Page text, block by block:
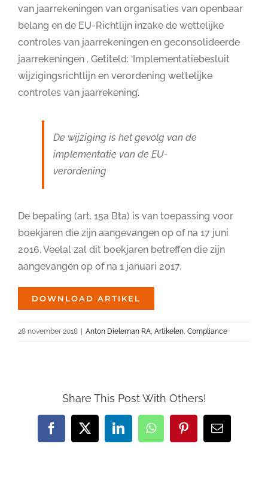
van jaarrekeningen van organisaties van openbaar
belang en de EU-Richtlijn inzake de wettelijke
controles van jaarrekeningen en geconsolideerde
jaarrekeningen . Getiteld: ‘Implementatiebesluit
wijzigingsrichtlijn en verordening wettelijke
controles van jaarrekening’.
De wijziging is het gevolg van de
implementatie van de EU-
verordening
De bepaling (art. 15a Bta) is van toepassing voor
boekjaren die zijn aangevangen op of na 17 juni
2016. Veelal zal dit boekjaren betreffen die zijn
aangevangen op of na 1 januari 2017.
DOWNLOAD ARTIKEL
28 november 2018 | Anton Dieleman RA Artikelen Compliance
Share This Post With Others!
Facebook
X LinkedInWhatsAppPinterest
E-
mail